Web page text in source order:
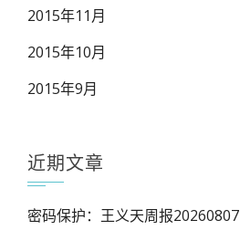
2015年11月
2015年10月
2015年9月
近期文章
密码保护：王义天周报20260807